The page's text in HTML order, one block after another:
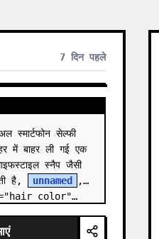
7 दिन पहले
स्मार्टफोन सेल्फी
में बाहर ली गई एक
स्नैप जैसी
है,
unnamed
,
color"…